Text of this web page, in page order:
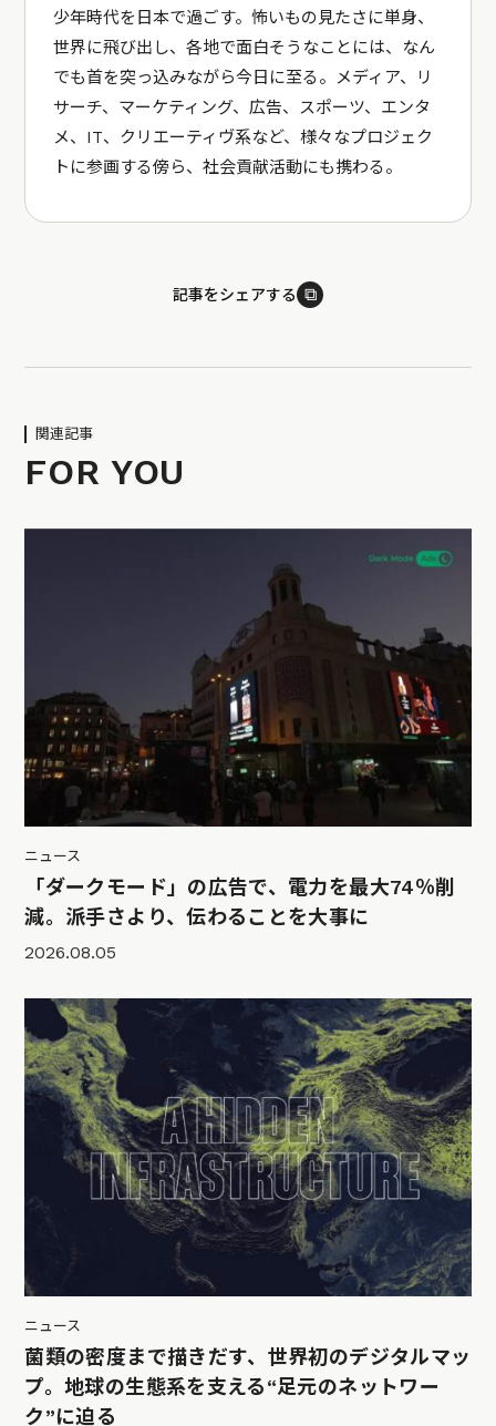
少年時代を日本で過ごす。怖いもの見たさに単身、
世界に飛び出し、各地で面白そうなことには、なん
でも首を突っ込みながら今日に至る。メディア、リ
サーチ、マーケティング、広告、スポーツ、エンタ
メ、IT、クリエーティヴ系など、様々なプロジェク
トに参画する傍ら、社会貢献活動にも携わる。
記事をシェアする ⧉
関連記事
FOR YOU
ニュース
「ダークモード」の広告で、電力を最大74％削
減。派手さより、伝わることを大事に
2026.08.05
ニュース
菌類の密度まで描きだす、世界初のデジタルマッ
プ。地球の生態系を支える“足元のネットワー
ク”に迫る